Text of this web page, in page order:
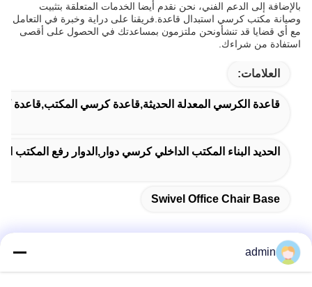
بالإضافة إلى الدعم الفني، نحن نقدم أيضا الخدمات المتعلقة بتثبيت
وصيانة مكتب كرسي استبدال قاعدة.فريقنا على دراية وخبرة في التعامل
مع أي قضايا قد تنشأونحن ملتزمون بمساعدتك في الحصول على أقصى
استفادة من شراءك.
العلامات:
قاعدة الكرسي المعدلة الحديثة,قاعدة كرسي المكتب,قاعدة
الحديد البناء المكتب الداخلي كرسي دوار,الدوار رفع
Swivel Office Chair Base
admin